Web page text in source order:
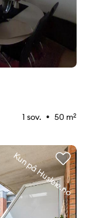
1 sov. ⚉ 50 m2
Kun på Husleie.no